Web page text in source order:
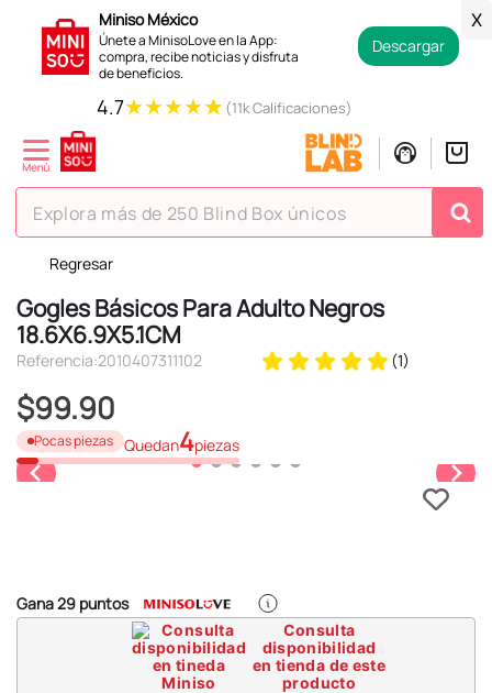
Miniso México
Únete a MinisoLove en la App:
compra, recibe noticias y disfruta
de beneficios.
Descargar
X
4.7★★★★★ (11k Calificaciones)
Explora más de 250 Blind Box únicos
Regresar
Gogles Básicos Para Adulto Negros
18.6X6.9X5.1CM
Referencia:2010407311102 (1)
$99.90
Pocas piezas Quedan4piezas
Gana29 puntos
Consulta
disponibilidad
en tienda de este
producto
TÉRMINOS MÁS BUSCADOS
1.
hello kitty
2.
spiderman
4.
osito cariñosito
5.
llaveros
9.
chiikawas
cosmetiquera